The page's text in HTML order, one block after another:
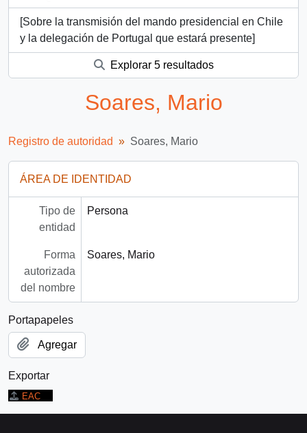
[Sobre la transmisión del mando presidencial en Chile
y la delegación de Portugal que estará presente]
Explorar 5 resultados
Soares, Mario
Registro de autoridad Soares, Mario
ÁREA DE IDENTIDAD
Tipo de
entidad
Persona
Forma
autorizada
del nombre
Soares, Mario
Portapapeles
Agregar
Exportar
EAC